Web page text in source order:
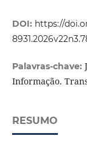
DOI: https://
Palavras-chave:
Informação.
RESUMO